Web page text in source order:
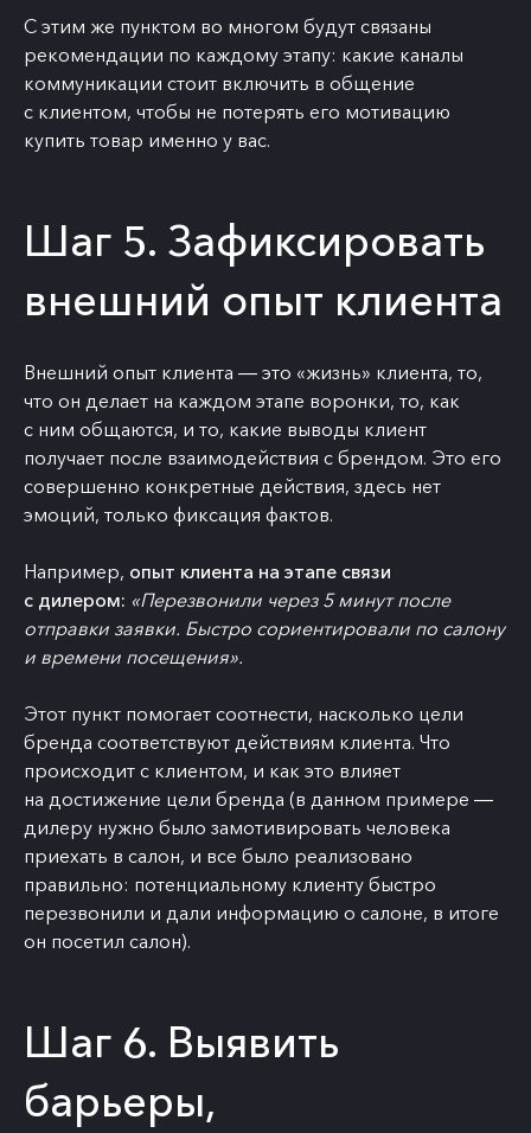
С этим же пунктом во многом будут связаны
рекомендации по каждому этапу: какие каналы
коммуникации стоит включить в общение
с клиентом, чтобы не потерять его мотивацию
купить товар именно у вас.
Шаг 5. Зафиксировать
внешний опыт клиента
Внешний опыт клиента ― это «жизнь» клиента, то,
что он делает на каждом этапе воронки, то, как
с ним общаются, и то, какие выводы клиент
получает после взаимодействия с брендом. Это его
совершенно конкретные действия, здесь нет
эмоций, только фиксация фактов.
Например, опыт клиента на этапе связи
с дилером: «Перезвонили через 5 минут после
отправки заявки. Быстро сориентировали по салону
и времени посещения».
Этот пункт помогает соотнести, насколько цели
бренда соответствуют действиям клиента. Что
происходит с клиентом, и как это влияет
на достижение цели бренда (в данном примере ―
дилеру нужно было замотивировать человека
приехать в салон, и все было реализовано
правильно: потенциальному клиенту быстро
перезвонили и дали информацию о салоне, в итоге
он посетил салон).
Шаг 6. Выявить
барьеры,